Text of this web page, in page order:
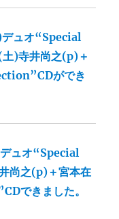
ュオ“Special
)寺井尚之(p)＋
ができ
ュオ“Special
尚之(p)＋宮本在
できました。